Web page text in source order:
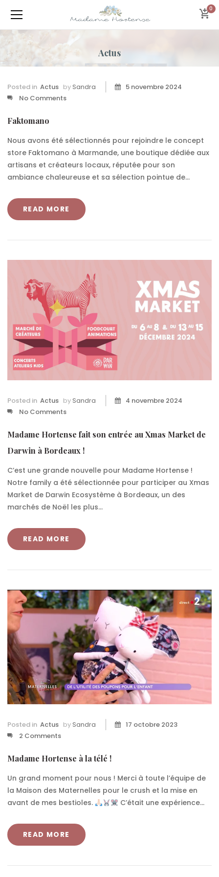
0
Actus
Posted in Actus by Sandra
5 novembre 2024
No Comments
Faktomano
Nous avons été sélectionnés pour rejoindre le concept
store Faktomano à Marmande, une boutique dédiée aux
artisans et créateurs locaux, réputée pour son
ambiance chaleureuse et sa sélection pointue de...
READ MORE
Posted in Actus by Sandra
4 novembre 2024
No Comments
Madame Hortense fait son entrée au Xmas Market de
Darwin à Bordeaux !
C’est une grande nouvelle pour Madame Hortense !
Notre family a été sélectionnée pour participer au Xmas
Market de Darwin Ecosystème à Bordeaux, un des
marchés de Noël les plus...
READ MORE
Posted in Actus by Sandra
17 octobre 2023
2 Comments
Madame Hortense à la télé !
Un grand moment pour nous ! Merci à toute l’équipe de
la Maison des Maternelles pour le crush et la mise en
avant de mes bestioles.
C’était une expérience...
READ MORE